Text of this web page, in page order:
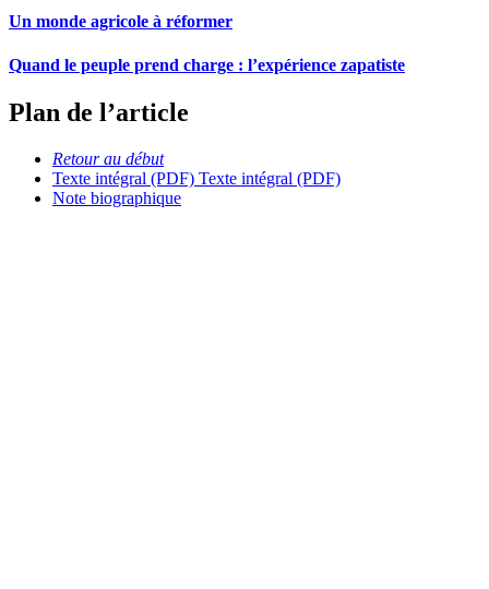
Un monde agricole à réformer
Quand le peuple prend charge : l’expérience zapatiste
Plan de l’article
Retour au début
Texte intégral (PDF) Texte intégral (PDF)
Note biographique